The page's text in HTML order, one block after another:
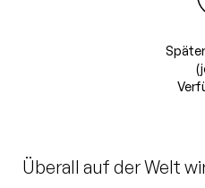
Überall auf der Welt